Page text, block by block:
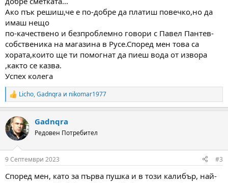
Ако пък решиш,че е по-добре да платиш повечко,но да
имаш нещо
по-качествено и безпроблемно говори с Павел Пантев-
собственика на магазина в Русе.Според мен това са
хората,които ще ти помогнат да пиеш вода от извора
,както се казва.
Успех колега
R
e
c
t
i
s
Licho,Gadnqra и nikomar1977
Gadnqra
Редовен Потребител
9 Септември 2023 #3
Според мен, като за първа пушка и в този калибър, най-